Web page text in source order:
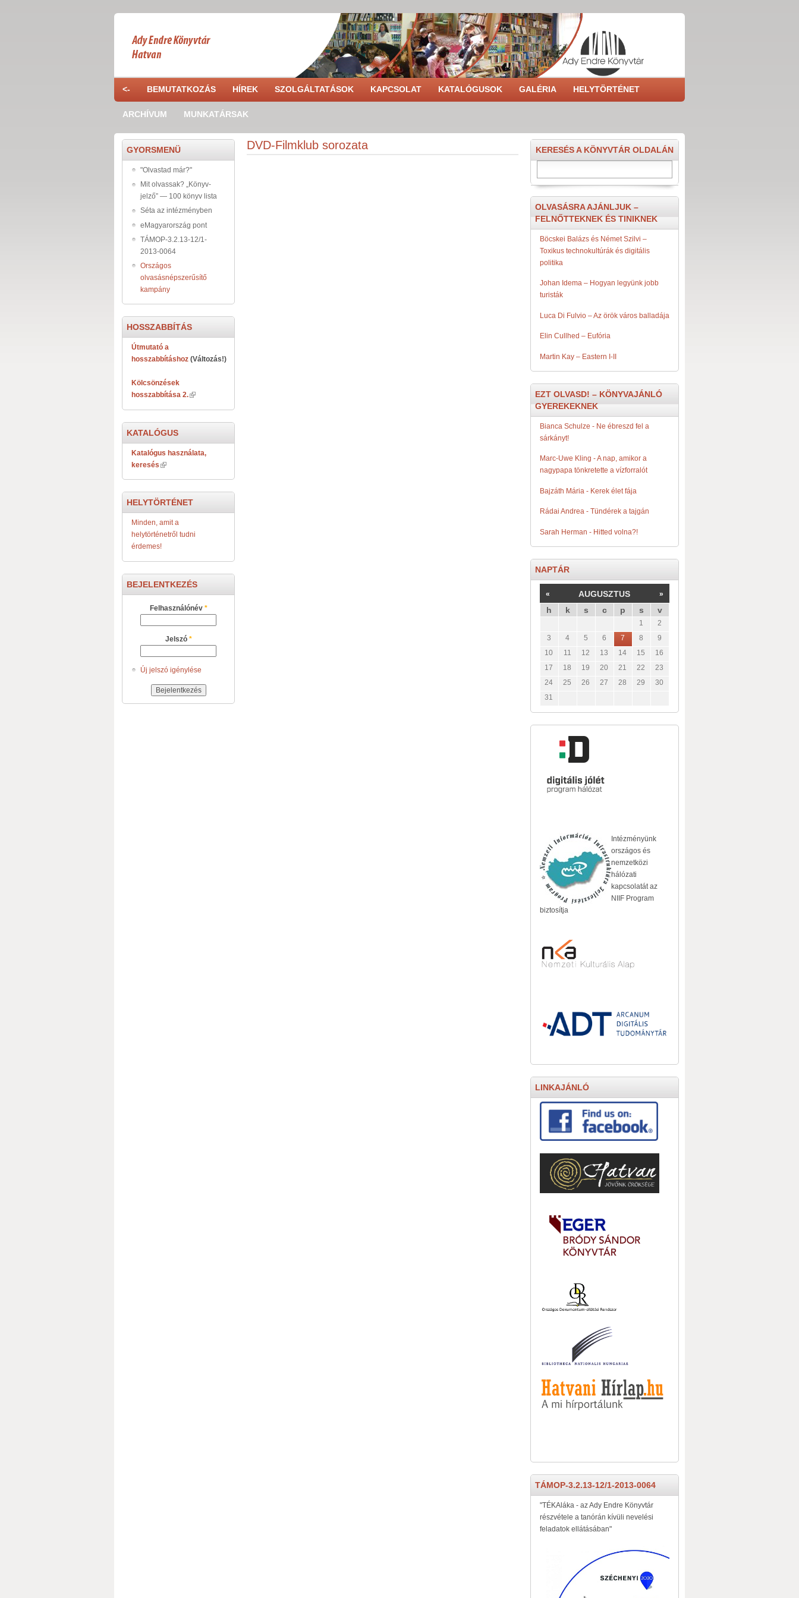
<- BEMUTATKOZÁS HÍREK SZOLGÁLTATÁSOK KAPCSOLAT KATALÓGUSOK GALÉRIA HELYTÖRTÉNET
ARCHÍVUM MUNKATÁRSAK
DVD-Filmklub sorozata
GYORSMENÜ
"Olvastad már?"
Mit olvassak? „Könyv-
jelző” — 100 könyv lista
Séta az intézményben
eMagyarország pont
TÁMOP-3.2.13-12/1-
2013-0064
Országos
olvasásnépszerűsítő
kampány
HOSSZABBÍTÁS
Útmutató a
hosszabbításhoz (Változás!)
Kölcsönzések
hosszabbítása 2.
KATALÓGUS
Katalógus használata,
keresés
HELYTÖRTÉNET
Minden, amit a
helytörténetről tudni
érdemes!
BEJELENTKEZÉS
Felhasználónév *
Jelszó *
Új jelszó igénylése
KERESÉS A KÖNYVTÁR OLDALÁN
OLVASÁSRA AJÁNLJUK –
FELNŐTTEKNEK ÉS TINIKNEK
Böcskei Balázs és Német Szilvi –
Toxikus technokultúrák és digitális
politika
Johan Idema – Hogyan legyünk jobb
turisták
Luca Di Fulvio – Az örök város balladája
Elin Cullhed – Eufória
Martin Kay – Eastern I-II
EZT OLVASD! – KÖNYVAJÁNLÓ
GYEREKEKNEK
Bianca Schulze - Ne ​ébreszd fel a
sárkányt!
Marc-Uwe Kling - A ​nap, amikor a
nagypapa tönkretette a vízforralót
Bajzáth Mária - Kerek ​élet fája
Rádai Andrea - Tündérek ​a tajgán
Sarah Herman - Hitted ​volna?!
NAPTÁR
AUGUSZTUS
« »
h k s c p s v
1
2
3
4 5 6 7 8
9
10
11 12 13 14 15
16
17
18 19 20 21 22
23
24
25 26 27 28 29
30
31
Intézményünk
országos és
nemzetközi
hálózati
kapcsolatát az
NIIF Program
biztosítja
LINKAJÁNLÓ
TÁMOP-3.2.13-12/1-2013-0064
"TÉKAláka - az Ady Endre Könyvtár
részvétele a tanórán kívüli nevelési
feladatok ellátásában"